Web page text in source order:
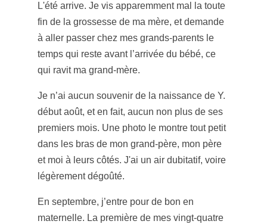
L'été arrive. Je vis apparemment mal la toute
fin de la grossesse de ma mère, et demande
à aller passer chez mes grands-parents le
temps qui reste avant l’arrivée du bébé, ce
qui ravit ma grand-mère.
Je n’ai aucun souvenir de la naissance de Y.
début août, et en fait, aucun non plus de ses
premiers mois. Une photo le montre tout petit
dans les bras de mon grand-père, mon père
et moi à leurs côtés. J'ai un air dubitatif, voire
légèrement dégoûté.
En septembre, j’entre pour de bon en
maternelle. La première de mes vingt-quatre